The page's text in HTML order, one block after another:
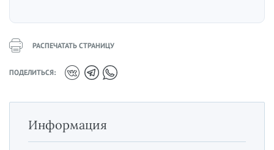
РАСПЕЧАТАТЬ СТРАНИЦУ
ПОДЕЛИТЬСЯ:
Информация